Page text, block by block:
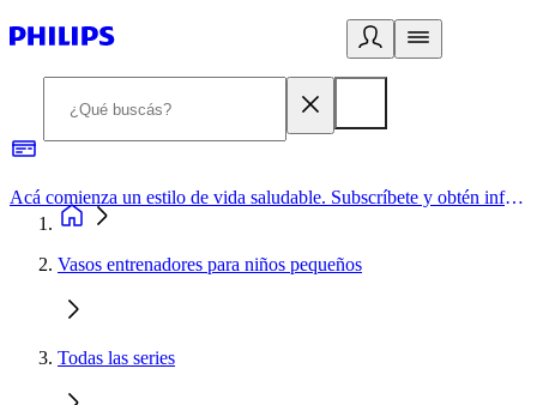
Acá comienza un estilo de vida saludable. Subscríbete y obtén información de primera mano
Vasos entrenadores para niños pequeños
Todas las series